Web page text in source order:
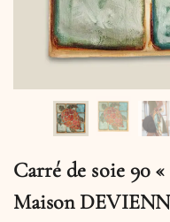
Carré de soie 90 «
Maison